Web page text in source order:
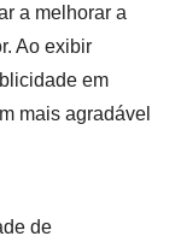
a melhorar a
Ao exibir
em
mais agradável
de